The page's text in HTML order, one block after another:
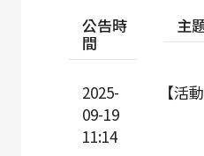
公告時
間
主
2025-
09-19
11:14